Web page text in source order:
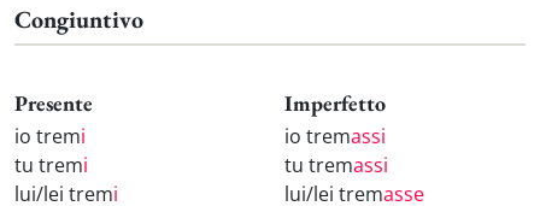
Congiuntivo
Presente
io tremi
tu tremi
lui/lei tremi
Imperfetto
io tremassi
tu tremassi
lui/lei tremasse